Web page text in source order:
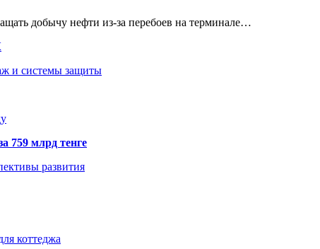
добычу нефти из-за перебоев на терминале…
и системы защиты
759 млрд тенге
развития
коттеджа